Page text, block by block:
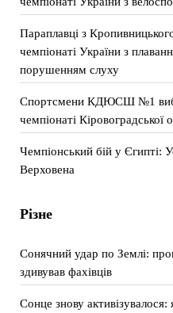
Параплавці з
чемпіонаті України з
порушенням слуху
Спортсмени КДЮСШ №1
чемпіонаті Кіровоградської
Чемпіонський бій у Єгипті:
Верховена
Різне
Сонячний удар по Землі:
здивував фахівців
Сонце знову